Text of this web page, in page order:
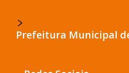
Prefeitura Municipal